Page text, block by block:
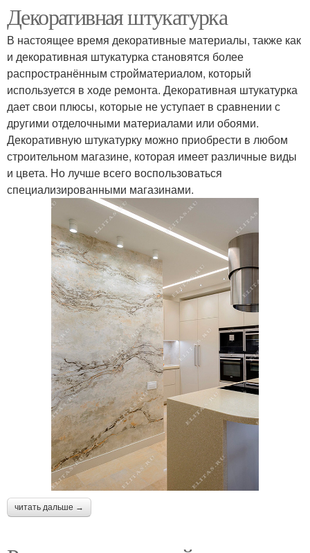
Декоративная штукатурка
В настоящее время декоративные материалы, также как
и декоративная штукатурка становятся более
распространённым стройматериалом, который
используется в ходе ремонта. Декоративная штукатурка
дает свои плюсы, которые не уступает в сравнении с
другими отделочными материалами или обоями.
Декоративную штукатурку можно приобрести в любом
строительном магазине, которая имеет различные виды
и цвета. Но лучше всего воспользоваться
специализированными магазинами.
читать дальше →